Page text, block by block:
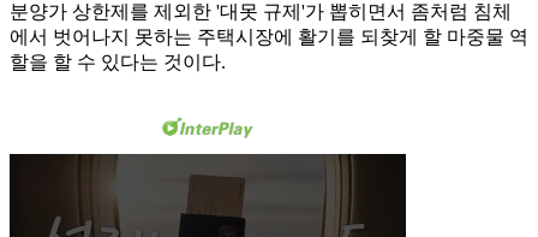
분양가 상한제를 제외한 '대못 규제'가 뽑히면서 좀처럼 침체
에서 벗어나지 못하는 주택시장에 활기를 되찾게 할 마중물 역
할을 할 수 있다는 것이다.